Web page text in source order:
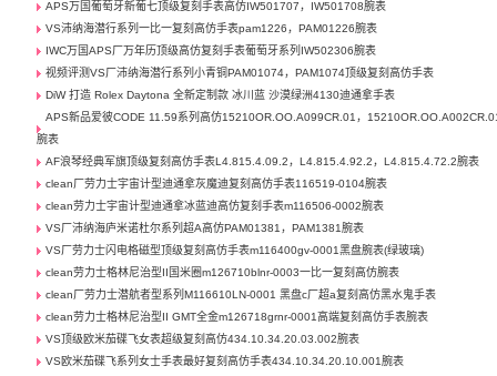
APS万国葡萄牙新葡七顶级复刻手表高仿IW501707，IW501708腕表
VS沛纳海潜行系列一比一复刻高仿手表pam1226，PAM01226腕表
IWC万国APS厂万年历顶级高仿复刻手表葡萄牙系列IW502306腕表
视频评测VS厂沛纳海潜行系列小青铜PAM01074，PAM1074顶级复刻高仿手表
DiW 打造 Rolex Daytona 全新定制款 冰川蓝 沙漠绿洲4130迪通拿手表
APS新品爱彼CODE 11.59系列高仿15210OR.OO.A099CR.01，
腕表
AF浪琴经典军旗顶级复刻高仿手表L4.815.4.09.2，L4.815.4.92.2，L4.815.4.72.2腕表
clean厂劳力士宇宙计型迪通拿灰魔迪复刻高仿手表116519-0104腕表
clean劳力士宇宙计型迪通拿冰蓝迪高仿复刻手表m116506-0002腕表
VS厂沛纳海庐米诺杜尔系列超A高仿PAM01381，PAM1381腕表
VS厂劳力士闪电格磁型顶级复刻高仿手表m116400gv-0001黑盘腕表(绿玻璃)
clean劳力士格林尼治型II国米圈m126710blnr-0003一比一复刻高仿腕表
clean厂劳力士潜航者型系列M116610LN-0001 黑盘c厂超a复刻高仿黑水鬼手表
clean劳力士格林尼治型II GMT全金m126718grnr-0001高端复刻高仿手表腕表
VS顶级欧米茄碟飞女表超级复刻高仿434.10.34.20.03.002腕表
VS欧米茄碟飞系列女士手表最好复刻高仿手表434.10.34.20.10.001腕表